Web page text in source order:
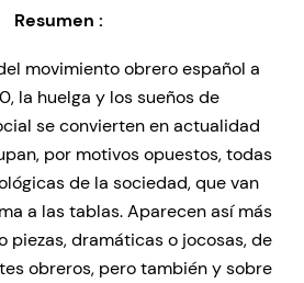
Resumen :
movimiento obrero español a
la huelga y los sueños de
se convierten en actualidad
por motivos opuestos, todas
de la sociedad, que van
a las tablas. Aparecen así más
piezas, dramáticas o jocosas, de
obreros, pero también y sobre